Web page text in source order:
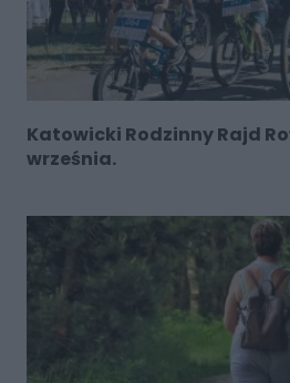
Katowicki Rodzinny Rajd
września.